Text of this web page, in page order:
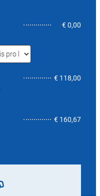
€ 0,00
€ 118,00
€ 160,675,6